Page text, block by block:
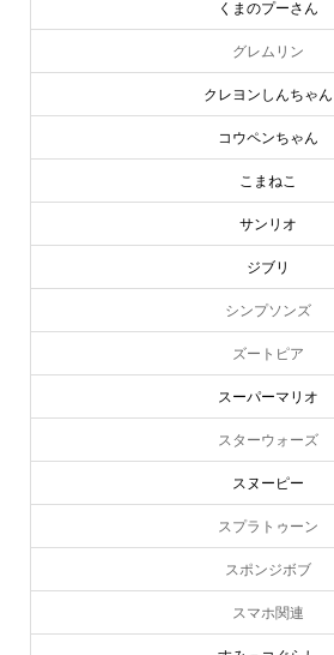
くまのプーさん
グレムリン
クレヨンしんちゃん
コウペンちゃん
こまねこ
サンリオ
ジブリ
シンプソンズ
ズートピア
スーパーマリオ
スターウォーズ
スヌーピー
スプラトゥーン
スポンジボブ
スマホ関連